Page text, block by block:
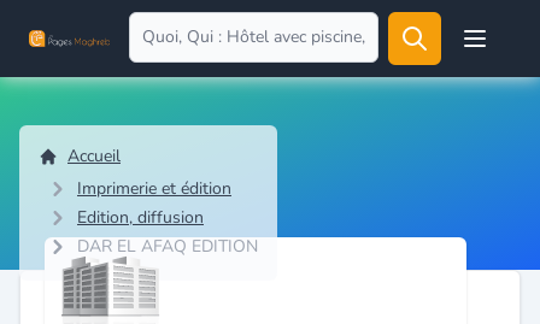
Open
Accueil
Imprimerie et édition
Edition, diffusion
DAR EL AFAQ EDITION